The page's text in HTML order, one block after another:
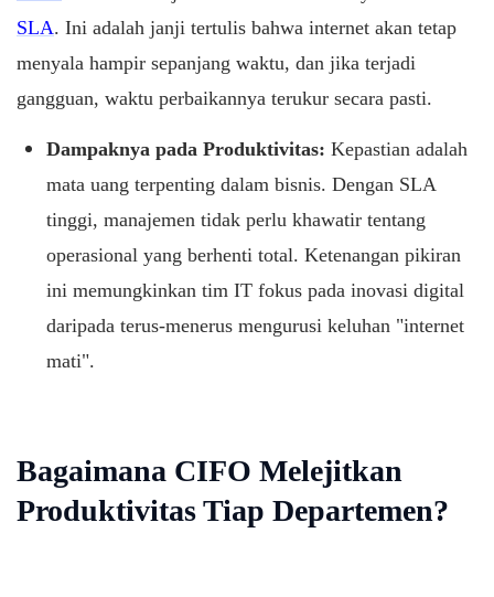
SLA. Ini adalah janji tertulis bahwa internet akan tetap
menyala hampir sepanjang waktu, dan jika terjadi
gangguan, waktu perbaikannya terukur secara pasti.
Dampaknya pada Produktivitas: Kepastian adalah
mata uang terpenting dalam bisnis. Dengan SLA
tinggi, manajemen tidak perlu khawatir tentang
operasional yang berhenti total. Ketenangan pikiran
ini memungkinkan tim IT fokus pada inovasi digital
daripada terus-menerus mengurusi keluhan "internet
mati".
Bagaimana CIFO Melejitkan
Produktivitas Tiap Departemen?